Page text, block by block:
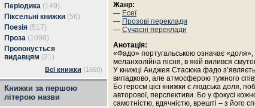
Періодика (149)
Піксельні книжки (56)
Поезія (517)
Проза (1098)
Пропонується
видавцям (21)
Всі книжки (1660)
Книжки за першою
літерою назви
Жанр:
— Есеї
— Прозові переклади
— Сучасні переклади
Анотація:
«Фадо» португальською означає «доля»,
меланхолійна пісня, в якій вилився
У книжці Анджея Стасюка фадо
випадково, але атмосферою тужного
Бо героєм цієї книжки є людська доля,
авторової, перспективи. Бо у фокусі
самотністю, вдячністю, врешті – з його